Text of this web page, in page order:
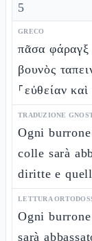
5
GRECO
πᾶσα φάραγξ
βουνὸς
⸀εὐθείαν καὶ
TRADUZIONE
Ogni
colle sarà
diritte e
LETTURA
Ogni
sarà